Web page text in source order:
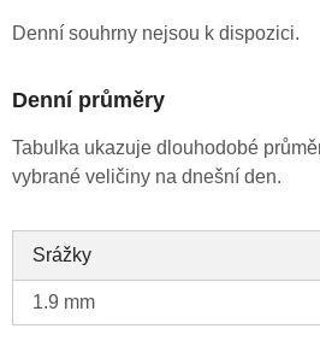
Denní souhrny nejsou k dispozici.
Denní průměry
Tabulka ukazuje dlouhodobé
vybrané veličiny na dnešní den.
Srážky
1.9 mm